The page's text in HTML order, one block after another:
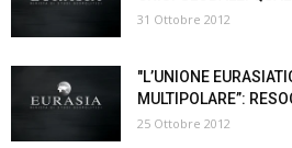
31 Ottobre 2012
"L’UNIONE
MULTIPOLARE”:
25 Ottobre 2012